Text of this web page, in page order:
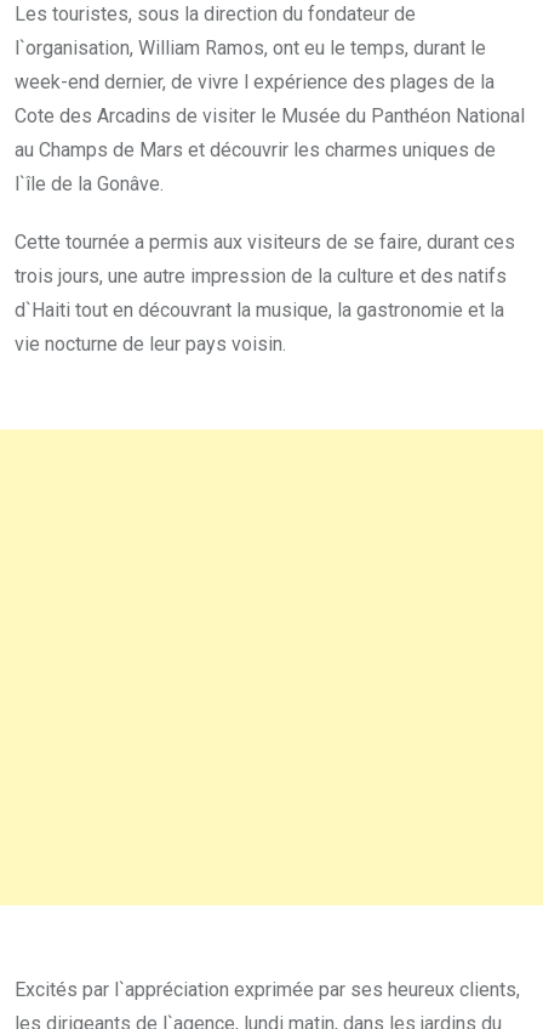
Les touristes, sous la direction du fondateur de
l`organisation, William Ramos, ont eu le temps, durant le
week-end dernier, de vivre l expérience des plages de la
Cote des Arcadins de visiter le Musée du Panthéon National
au Champs de Mars et découvrir les charmes uniques de
l`île de la Gonâve.
Cette tournée a permis aux visiteurs de se faire, durant ces
trois jours, une autre impression de la culture et des natifs
d`Haiti tout en découvrant la musique, la gastronomie et la
vie nocturne de leur pays voisin.
Excités par l`appréciation exprimée par ses heureux clients,
les dirigeants de l`agence, lundi matin, dans les jardins du